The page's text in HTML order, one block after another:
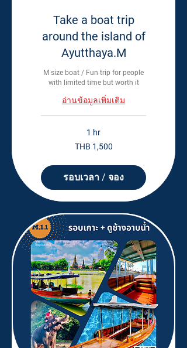
Take a boat trip
around the island of
Ayutthaya.M
M size boat / Fun trip for people
with limited time but worth it
อ่านข้อมูลเพิ่มเติม
1 hr
THB 1,500
รอบเวลา / จอง